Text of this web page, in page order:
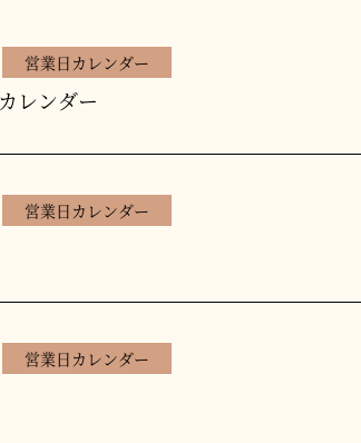
営業日カレンダー
レンダー
営業日カレンダー
営業日カレンダー